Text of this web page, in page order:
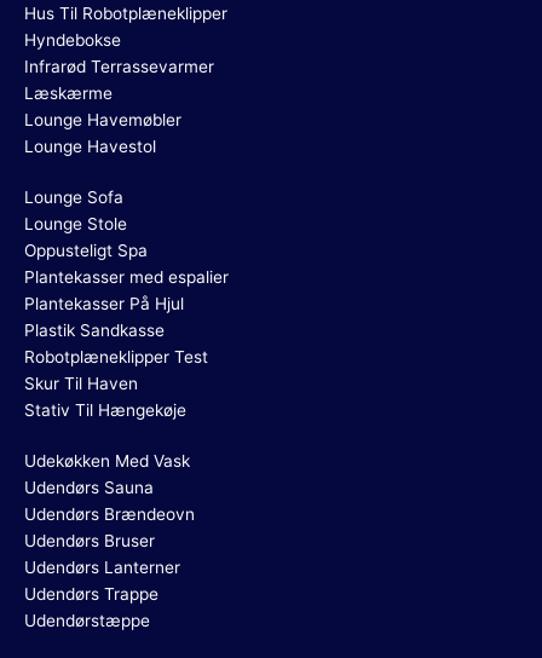
Hus Til Robotplæneklipper
Hyndebokse
Infrarød Terrassevarmer
Læskærme
Lounge Havemøbler
Lounge Havestol
Lounge Sofa
Lounge Stole
Oppusteligt Spa
Plantekasser med espalier
Plantekasser På Hjul
Plastik Sandkasse
Robotplæneklipper Test
Skur Til Haven
Stativ Til Hængekøje
Udekøkken Med Vask
Udendørs Sauna
Udendørs Brændeovn
Udendørs Bruser
Udendørs Lanterner
Udendørs Trappe
Udendørstæppe